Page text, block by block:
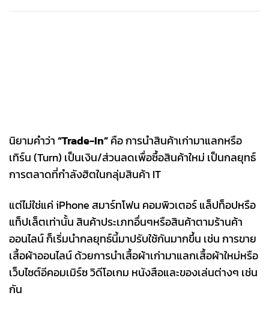
นิยามคำว่า“Trade-In”คือ การนำสินค้าเก่ามาแลกหรือ
เทิร์น (Turn) เป็นเงิน/ส่วนลดเพื่อซื้อสินค้าใหม่ เป็นกลยุทธ์
การตลาดที่กำลังฮิตในกลุ่มสินค้า IT
แต่ไม่ใช่แค่ iPhone สมาร์ทโฟน คอมพิวเตอร์ แล็ปท็อปหรือ
แท็ปเล็ตเท่านั้น สินค้าประเภทอื่นๆหรือสินค้าตามร้านค้า
ออนไลน์ ก็เริ่มนำกลยุทธ์นี้มาปรับใช้กันมากขึ้น เช่น การขาย
เสื้อผ้าออนไลน์ ด้วยการนำเสื้อผ้าเก่ามาแลกเสื้อผ้าใหม่หรือ
เว็บไซต์อีคอมเมิร์ซ วิดีโอเกม หนังสือและของเล่นต่างๆ เช่น
กัน